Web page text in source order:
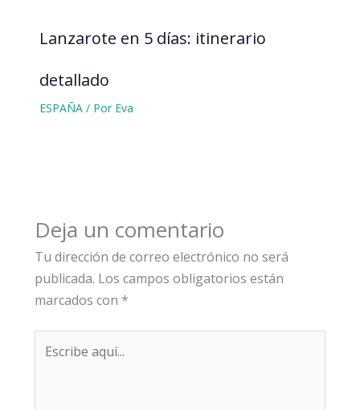
Lanzarote en 5 días: itinerario
detallado
ESPAÑA/ Por Eva
Deja un comentario
Tu dirección de correo electrónico no será
publicada. Los campos obligatorios están
marcados con *
aquí...